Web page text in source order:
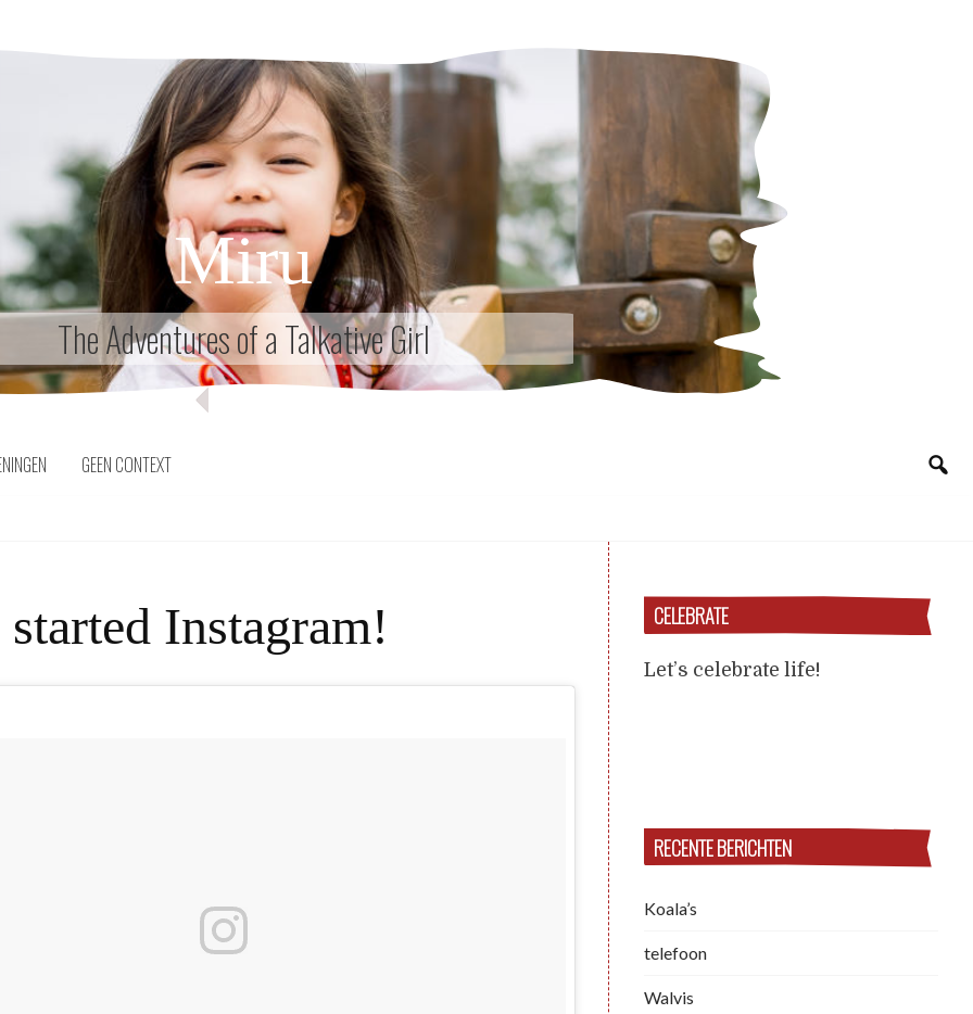
Miru
The Adventures of a Talkative Girl
GEEN CONTEXT
Instagram! CELEBRATE
Let’s celebrate life!
RECENTE BERICHTEN
Koala’s
telefoon
Walvis